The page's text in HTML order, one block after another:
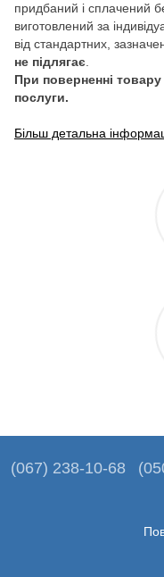
придбаний і сплачений
виготовлений за
від стандартних,
не підлягає.
При поверненні товару
послуги.
Більш детальна
(067) 238-10-68